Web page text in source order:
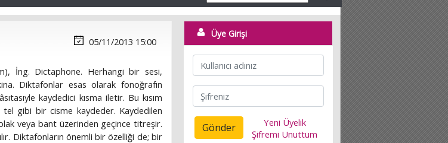
05/11/2013 15:00
İng. Dictaphone. Herhangi bir sesi,
Diktafonlar esas olarak fonoğrafın
kaydedici kısma iletir. Bu kısım
tel gibi bir cisme kaydeder. Kaydedilen
veya bant üzerinden geçince titreşir.
Diktafonların önemli bir özelliği de; bir
Üye Girişi
Gönder
Yeni Üyelik
Şifremi Unuttum